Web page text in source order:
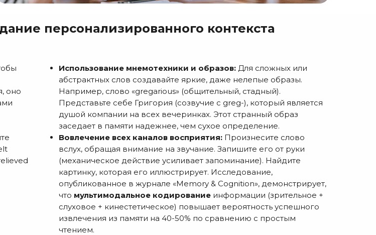
персонализированного контекста
оно
Использование мнемотехники и образов: Для сложных или
абстрактных слов создавайте яркие, даже нелепые образы.
Например, слово «gregarious» (общительный, стадный).
Представьте себе Григория (созвучие с greg-), который является
душой компании на всех вечеринках. Этот странный образ
заседает в памяти надежнее, чем сухое определение.
Вовлечение всех каналов восприятия: Произнесите слово
вслух, обращая внимание на звучание. Запишите его от руки
(механическое действие усиливает запоминание). Найдите
картинку, которая его иллюстрирует. Исследование,
опубликованное в журнале «Memory & Cognition», демонстрирует,
что мультимодальное кодирование информации (зрительное +
слуховое + кинестетическое) повышает вероятность успешного
извлечения из памяти на 40-50% по сравнению с простым
чтением.